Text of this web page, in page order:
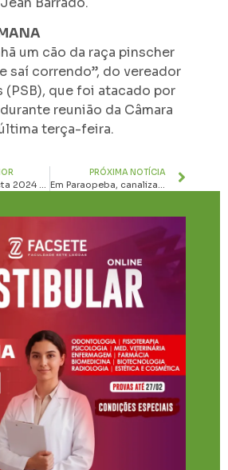
um cão da raça pinscher
saí correndo”, do vereador
(PSB), que foi atacado por
reunião da Câmara
terça-feira.
Gestão Conecta 2024 é realizado no Hospital Nossa Senhora das Graças
PRÓXIMA NOTÍCIA
Em Paraopeba, canalização e pavimentação da Av. Prefeito Luciano França da Silveira é realidade